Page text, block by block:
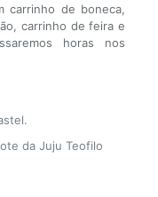
carrinho de boneca,
carrinho de feira e
horas nos
da Juju Teofilo